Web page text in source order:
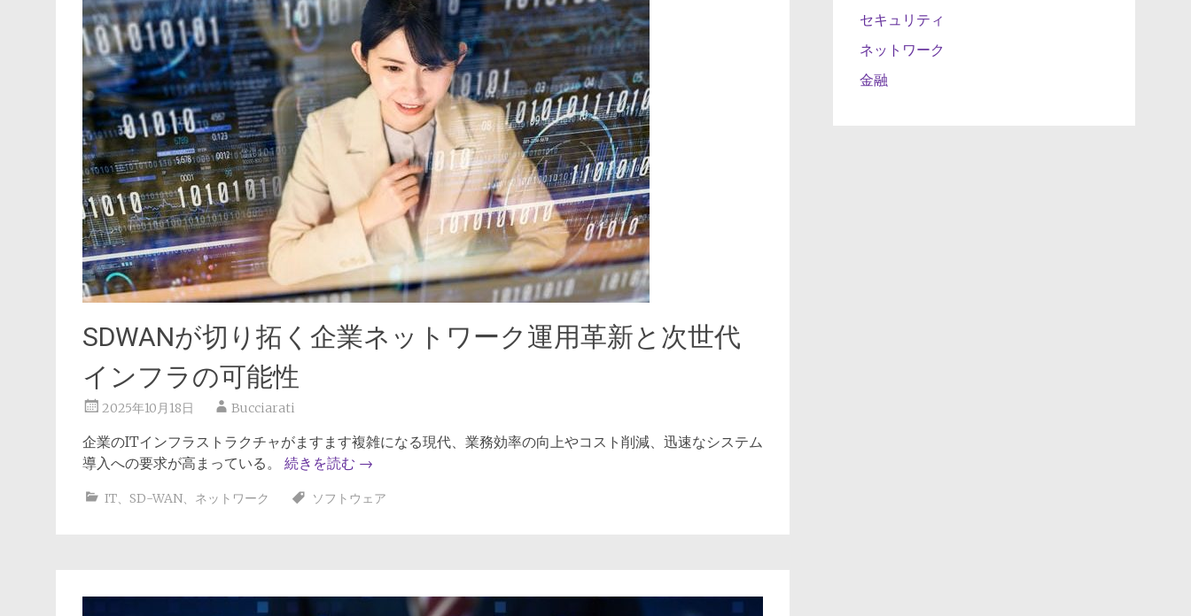
SDWANが切り拓く企業ネットワーク運用革新と次世代
インフラの可能性
2025年10月18日 Bucciarati
企業のITインフラストラクチャがますます複雑になる現代、業務効率の向上やコスト削減、迅速なシステム
導入への要求が高まっている。 続きを読む →
IT、 SD-WAN、 ネットワーク ソフトウェア
セキュリティ
ネットワーク
金融